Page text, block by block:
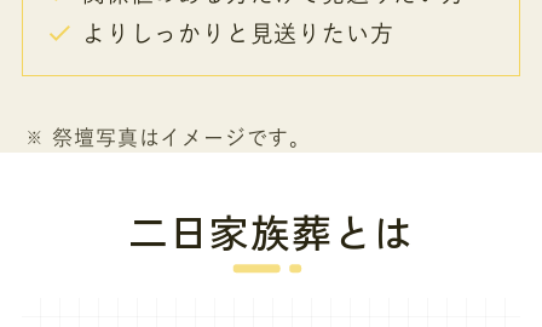
よりしっかりと見送りたい方
祭壇写真はイメージです。
二日家族葬とは